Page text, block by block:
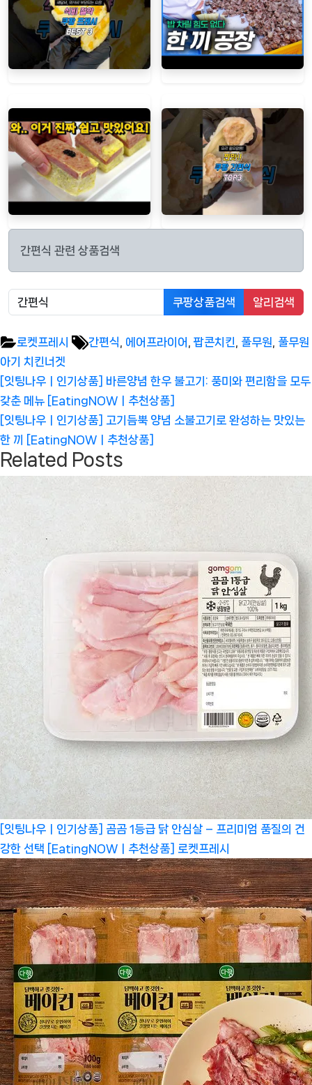
간편식 관련 상품검색
쿠팡상품검색 알리검색
로켓프레시 Tags:
간편식 에어프라이어 팝콘치킨 풀무원 풀무원
아기 치킨너겟
글
탐
색
Previous
Post:
[잇팅나우ㅣ인기상품] 바른양념 한우 불고기: 풍미와 편리함을 모두
갖춘 메뉴 [EatingNOWㅣ추천상품]
Next
Post:
[잇팅나우ㅣ인기상품] 고기듬뿍 양념 소불고기로 완성하는 맛있는
한 끼 [EatingNOWㅣ추천상품]
Related Posts
[잇팅나우ㅣ인기상품] 곰곰 1등급 닭 안심살 – 프리미엄 품질의 건
강한 선택 [EatingNOWㅣ추천상품] 로켓프레시